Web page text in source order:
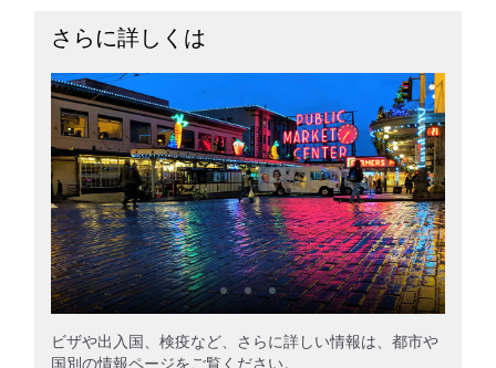
さらに詳しくは
ビザや出入国、検疫など、さらに詳しい情報は、都市や
国別の情報ページをご覧ください。